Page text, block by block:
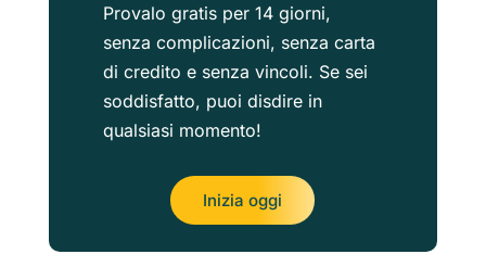
Provalo gratis per 14 giorni,
senza complicazioni, senza carta
di credito e senza vincoli. Se sei
soddisfatto, puoi disdire in
qualsiasi momento!
Inizia oggi